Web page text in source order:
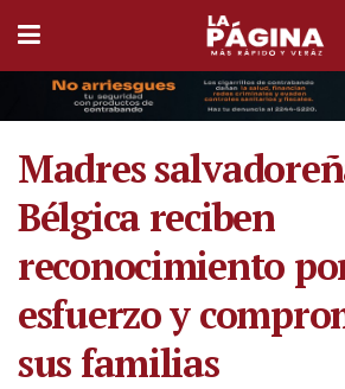
Madres
Bélgica reciben
reconocimiento
esfuerzo y
sus familias